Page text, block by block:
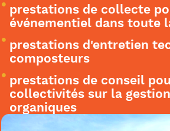
prestations de collecte
événementiel dans toute
prestations d'entretien
composteurs
prestations de conseil
collectivités sur la
organiques